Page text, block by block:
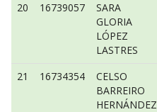
20
16739057
SARA
GLORIA
LÓPEZ
LASTRES
21 16734354
CELSO
BARREIRO
HERNÁNDEZ